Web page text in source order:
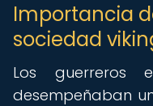
Importancia
sociedad
Los guerreros
desempeñaban